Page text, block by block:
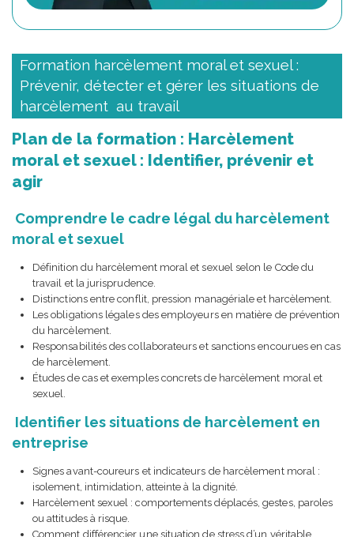
Formation harcèlement moral et sexuel :
Prévenir, détecter et gérer les situations de
harcèlement au travail
Plan de la formation : Harcèlement
moral et sexuel : Identifier, prévenir et
agir
Comprendre le cadre légal du harcèlement
moral et sexuel
Définition du harcèlement moral et sexuel selon le Code du
travail et la jurisprudence.
Distinctions entre conflit, pression managériale et harcèlement.
Les obligations légales des employeurs en matière de prévention
du harcèlement.
Responsabilités des collaborateurs et sanctions encourues en cas
de harcèlement.
Études de cas et exemples concrets de harcèlement moral et
sexuel.
Identifier les situations de harcèlement en
entreprise
Signes avant-coureurs et indicateurs de harcèlement moral :
isolement, intimidation, atteinte à la dignité.
Harcèlement sexuel : comportements déplacés, gestes, paroles
ou attitudes à risque.
Comment différencier une situation de stress d’un véritable